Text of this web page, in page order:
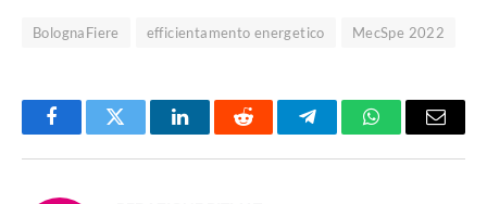
BolognaFiere efficientamento energetico MecSpe 2022
FacebookTwitter LinkedInReddit TelegramWhatsAppEmail